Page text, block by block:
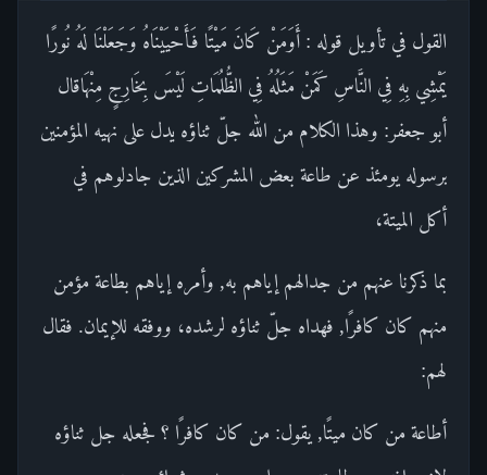
القول في تأويل قوله : أَوَمَنْ كَانَ مَيْتًا فَأَحْيَيْنَاهُ وَجَعَلْنَا لَهُ نُورًا
يَمْشِي بِهِ فِي النَّاسِ كَمَنْ مَثَلُهُ فِي الظُّلُمَاتِ لَيْسَ بِخَارِجٍ مِنْهَاقال
أبو جعفر: وهذا الكلام من الله جلّ ثناؤه يدل على نهيه المؤمنين
برسوله يومئذ عن طاعة بعض المشركين الذين جادلوهم في
أكل الميتة،
بما ذكرنا عنهم من جدالهم إياهم به, وأمره إياهم بطاعة مؤمن
منهم كان كافرًا, فهداه جلّ ثناؤه لرشده، ووفقه للإيمان. فقال
لهم:
أطاعة من كان ميتًا, يقول: من كان كافرًا ؟ فجعله جل ثناؤه